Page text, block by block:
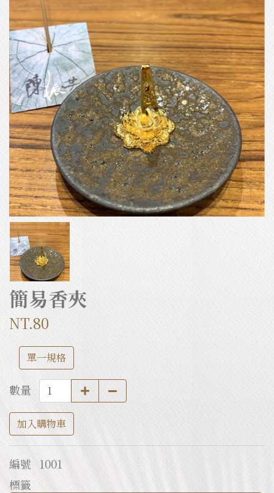
簡易香夾
NT.80
單一規格
數量
加入購物車
編號 1001
標籤